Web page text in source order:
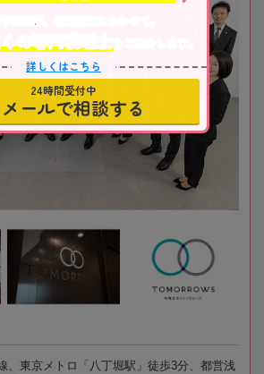
、東京メトロ「八丁堀駅」徒歩3分、都営浅
や株式等、相続資産に合わせて、
の専門税理士
をご紹介します。
詳しくはこちら
24時間受付中
メールで相談する